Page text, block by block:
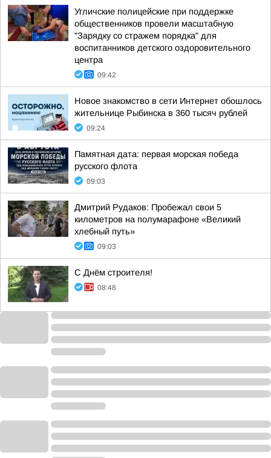
Угличские полицейские при поддержке
общественников провели масштабную
"Зарядку со стражем порядка" для
воспитанников детского оздоровительного
центра
09:42
Новое знакомство в сети Интернет обошлось
жительнице Рыбинска в 360 тысяч рублей
09:24
Памятная дата: первая морская победа
русского флота
09:03
Дмитрий Рудаков: Пробежал свои 5
километров на полумарафоне «Великий
хлебный путь»
09:03
С Днём строителя!
08:48